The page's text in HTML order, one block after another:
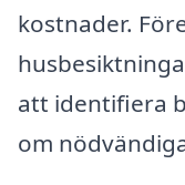
kostnader.
att identifiera
om